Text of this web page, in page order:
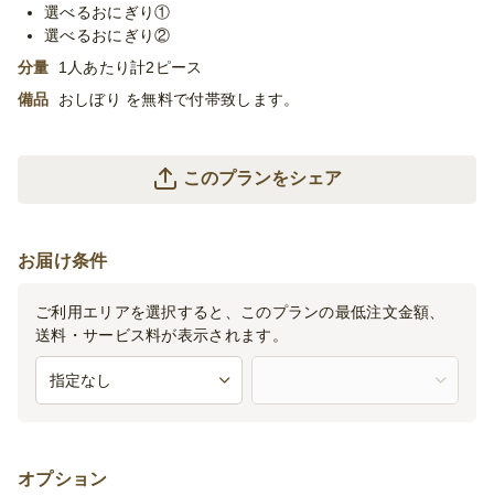
けます。
※おにぎりの種類の指定はオプションよりお選びください。オプ
ション選択がない場合は、お任せとなります。
※季節毎の仕入れによりメニューが変わる場合がございます。予
選べるおにぎり①
選べるおにぎり②
分量
1人あたり計2ピース
備品
おしぼり を無料で付帯致します。
このプランをシェア
お届け条件
ご利用エリアを選択すると、このプランの最低注文金額、
送料・サービス料が表示されます。
オプション